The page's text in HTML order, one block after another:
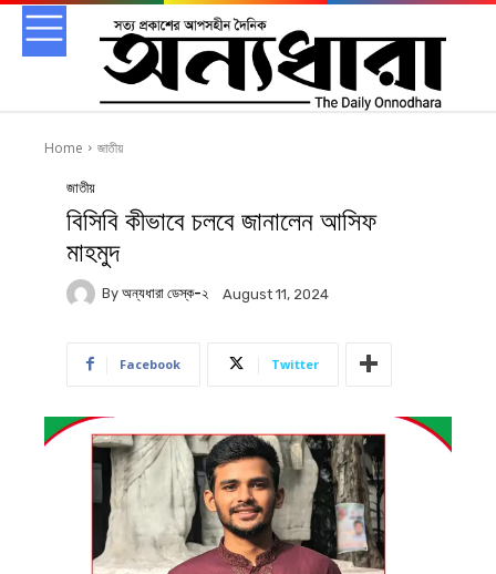
Home জাতীয়
জাতীয়
বিসিবি কীভাবে চলবে জানালেন আসিফ
মাহমুদ
By অন্যধারা ডেস্ক-২ August 11, 2024
Facebook Twitter